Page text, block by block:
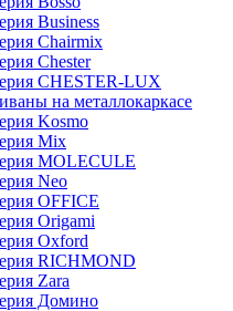
Business
Chairmix
Chester
CHESTER-LUX
на металлокаркасе
Kosmo
Mix
MOLECULE
Neo
OFFICE
Origami
Oxford
RICHMOND
Zara
Домино